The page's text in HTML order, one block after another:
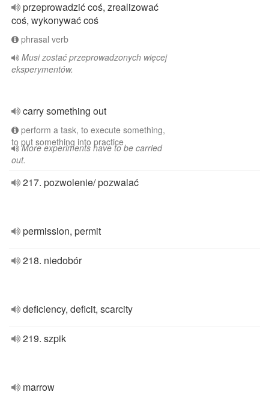
przeprowadzić coś, zrealizować
coś, wykonywać coś
phrasal verb
Musi zostać przeprowadzonych więcej
eksperymentów.
carry something out
perform a task, to execute something,
to put something into practice
More experiments have to be carried
out.
217. pozwolenie/ pozwalać
permission, permit
218. niedobór
deficiency, deficit, scarcity
219. szpik
marrow